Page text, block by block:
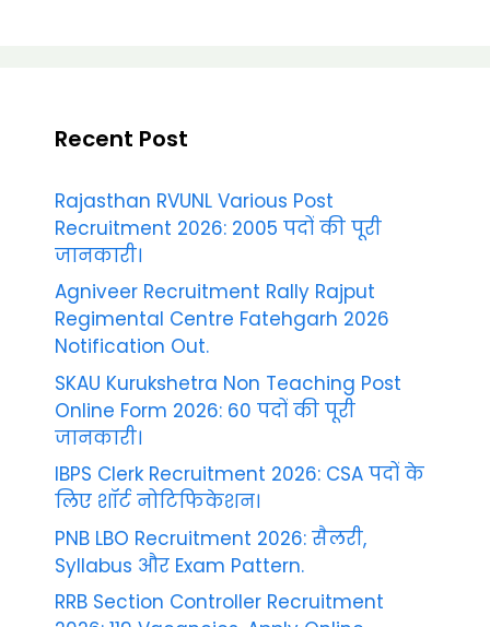
Recent Post
Rajasthan RVUNL Various Post
Recruitment 2026: 2005 पदों की पूरी
जानकारी।
Agniveer Recruitment Rally Rajput
Regimental Centre Fatehgarh 2026
Notification Out.
SKAU Kurukshetra Non Teaching Post
Online Form 2026: 60 पदों की पूरी
जानकारी।
IBPS Clerk Recruitment 2026: CSA पदों के
लिए शॉर्ट नोटिफिकेशन।
PNB LBO Recruitment 2026: सैलरी,
Syllabus और Exam Pattern.
RRB Section Controller Recruitment